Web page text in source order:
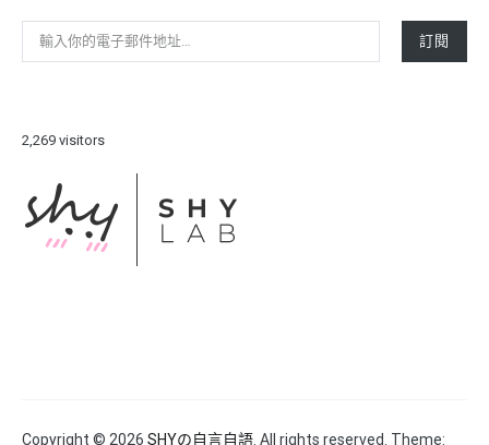
輸入你的電子郵件地址…
訂閱
2,269 visitors
Copyright © 2026 SHYの自言自語 . All rights reserved. Theme: